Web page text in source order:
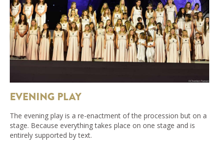
EVENING PLAY
The evening play is a re-enactment of the procession but on a
stage. Because everything takes place on one stage and is
entirely supported by text.